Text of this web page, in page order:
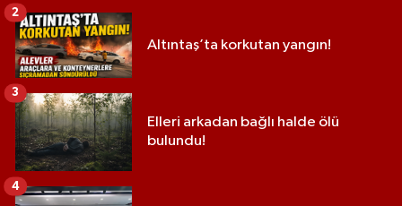
Altıntaş’ta korkutan yangın!
2
Elleri arkadan bağlı halde ölü
bulundu!
3
4